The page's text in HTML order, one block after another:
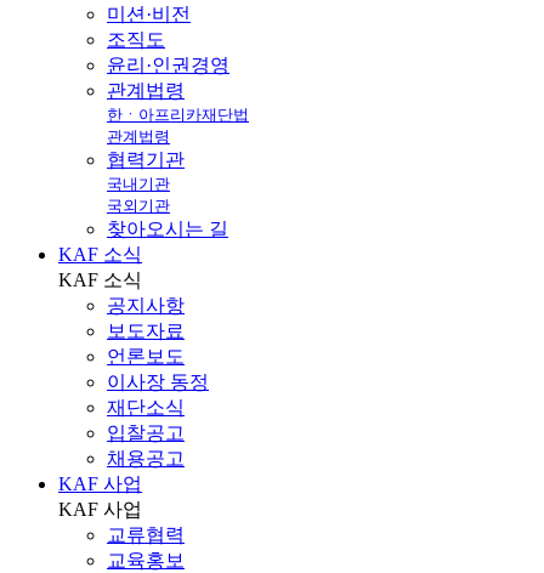
미션·비전
조직도
윤리·인권경영
관계법령
한ㆍ아프리카재단법
관계법령
협력기관
국내기관
국외기관
찾아오시는 길
KAF 소식
KAF 소식
공지사항
보도자료
언론보도
이사장 동정
재단소식
입찰공고
채용공고
KAF 사업
KAF 사업
교류협력
교육홍보